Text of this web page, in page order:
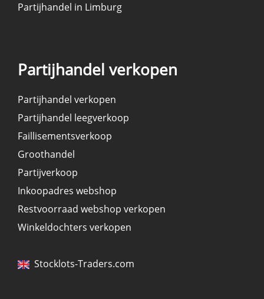
Partijhandel in Limburg
Partijhandel verkopen
Partijhandel verkopen
Partijhandel leegverkoop
Faillisementsverkoop
Groothandel
Partijverkoop
Inkoopadres webshop
Restvoorraad webshop verkopen
Winkeldochters verkopen
Stocklots-Traders.com